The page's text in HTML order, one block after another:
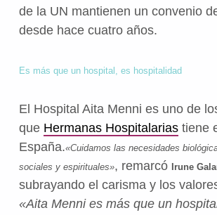
de la UN mantienen un convenio
desde hace cuatro años.
Es más que un hospital, es hospitalidad
El Hospital Aita Menni es uno de
que Hermanas Hospitalariastiene
España.«Cuidamos las necesidades
sociales y espirituales», remarcó Irune
subrayando el carisma y los
«Aita Menni es más que un